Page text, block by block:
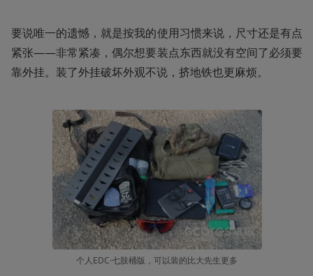
要说唯一的遗憾，就是按我的使用习惯来说，尺寸还是有点
紧张——非常紧凑，偶尔想要装点东西就没有空间了必须要
靠外挂。装了外挂破坏外观不说，挤地铁也更麻烦。
个人EDC·七肢桶版，可以装的比大先生更多